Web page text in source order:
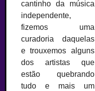
cantinho da música
independente,
fizemos uma
curadoria daquelas
e trouxemos alguns
dos artistas que
estão quebrando
tudo e mais um